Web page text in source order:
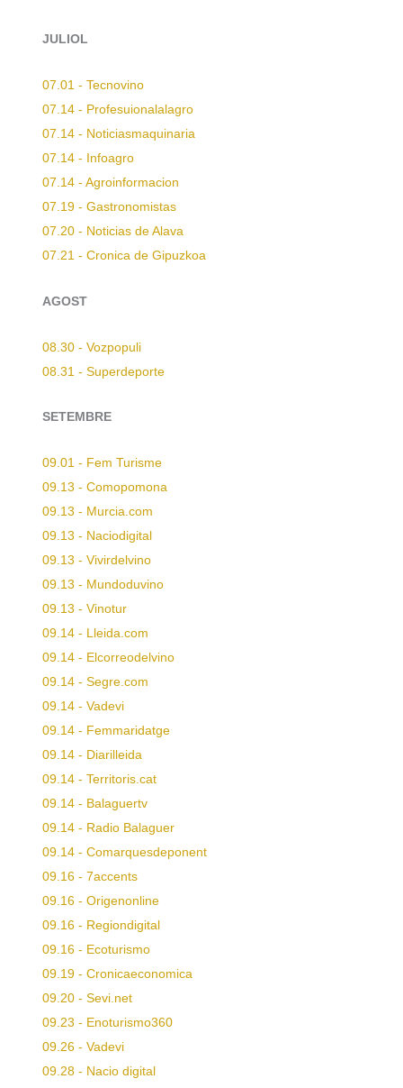
JULIOL
07.01 - Tecnovino
07.14 - Profesuionalalagro
07.14 - Noticiasmaquinaria
07.14 - Infoagro
07.14 - Agroinformacion
07.19 - Gastronomistas
07.20 - Noticias de Alava
07.21 - Cronica de Gipuzkoa
AGOST
08.30 - Vozpopuli
08.31 - Superdeporte
SETEMBRE
09.01 - Fem Turisme
09.13 - Comopomona
09.13 - Murcia.com
09.13 - Naciodigital
09.13 - Vivirdelvino
09.13 - Mundoduvino
09.13 - Vinotur
09.14 - Lleida.com
09.14 - Elcorreodelvino
09.14 - Segre.com
09.14 - Vadevi
09.14 - Femmaridatge
09.14 - Diarilleida
09.14 - Territoris.cat
09.14 - Balaguertv
09.14 - Radio Balaguer
09.14 - Comarquesdeponent
09.16 - 7accents
09.16 - Origenonline
09.16 - Regiondigital
09.16 - Ecoturismo
09.19 - Cronicaeconomica
09.20 - Sevi.net
09.23 - Enoturismo360
09.26 - Vadevi
09.28 - Nacio digital